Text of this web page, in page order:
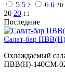
5 5 7 6 6 20
20 20 11
Последние
Салат-бар
Охлаждаемый
ПВВ(Н)-140СМ-02